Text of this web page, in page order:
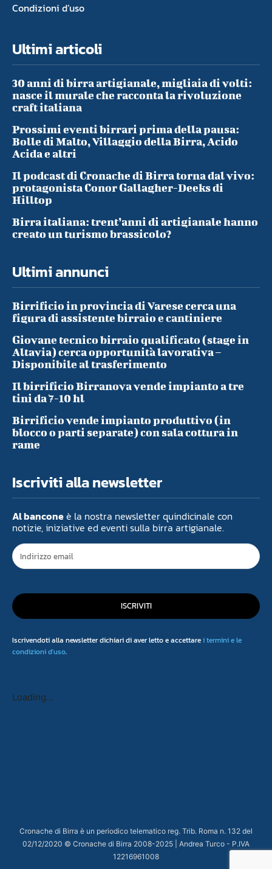
Condizioni d’uso
Ultimi articoli
30 anni di birra artigianale, migliaia di volti:
nasce il murale che racconta la rivoluzione
craft italiana
Prossimi eventi birrari prima della pausa:
Bolle di Malto, Villaggio della Birra, Acido
Acida e altri
Il podcast di Cronache di Birra torna dal vivo:
protagonista Conor Gallagher-Deeks di
Hilltop
Birra italiana: trent’anni di artigianale hanno
creato un turismo brassicolo?
Ultimi annunci
Birrificio in provincia di Varese cerca una
figura di assistente birraio e cantiniere
Giovane tecnico birraio qualificato (stage in
Altavia) cerca opportunità lavorativa –
Disponibile al trasferimento
Il birrificio Birranova vende impianto a tre
tini da 7-10 hl
Birrificio vende impianto produttivo (in
blocco o parti separate) con sala cottura in
rame
Iscriviti alla newsletter
Al banconeè la nostra newsletter quindicinale con
notizie, iniziative ed eventi sulla birra artigianale.
ISCRIVITI
Iscrivendoti alla newsletter dichiari di aver letto e accettarei termini e le
condizioni d'uso.
Loading...
Cronache di Birra è un periodico telematico reg. Trib. Roma n. 132 del
02/12/2020 © Cronache di Birra 2008-2025 | Andrea Turco - P.IVA
12216961008